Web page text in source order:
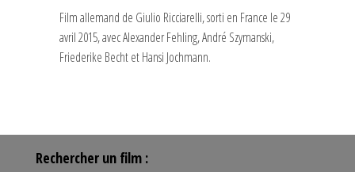
Film allemand de Giulio Ricciarelli, sorti en France le 29
avril 2015, avec Alexander Fehling, André Szymanski,
Friederike Becht et Hansi Jochmann.
Rechercher un film :